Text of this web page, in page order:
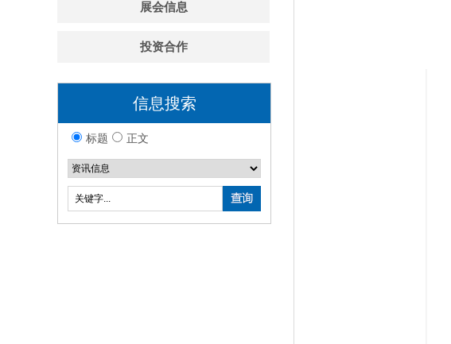
展会信息
投资合作
信息搜索
标题 正文